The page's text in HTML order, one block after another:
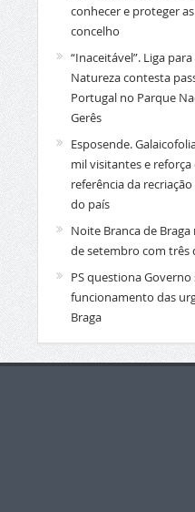
conhecer e proteger
concelho
“Inaceitável”. Liga
Natureza contesta
Portugal no Parque
Gerês
Esposende.
mil visitantes e
referência da
do país
Noite Branca de Braga
de setembro com três
PS questiona Governo
funcionamento das
Braga